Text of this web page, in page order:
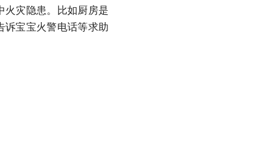
火灾隐患。比如厨房是
诉宝宝火警电话等求助